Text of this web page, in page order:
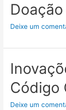
Deixe um
Código
Deixe um